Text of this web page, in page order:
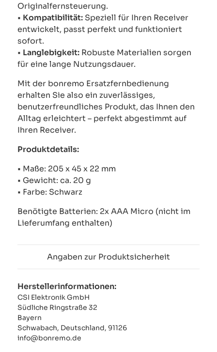
Originalfernsteuerung.
• Kompatibilität: Speziell für Ihren Receiver
entwickelt, passt perfekt und funktioniert
sofort.
• Langlebigkeit: Robuste Materialien sorgen
für eine lange Nutzungsdauer.
Mit der bonremo Ersatzfernbedienung
erhalten Sie also ein zuverlässiges,
benutzerfreundliches Produkt, das Ihnen den
Alltag erleichtert – perfekt abgestimmt auf
Ihren Receiver.
Produktdetails:
• Maße: 205 x 45 x 22 mm
• Gewicht: ca. 20 g
• Farbe: Schwarz
Benötigte Batterien: 2x AAA Micro (nicht im
Lieferumfang enthalten)
Angaben zur Produktsicherheit
Herstellerinformationen:
CSI Elektronik GmbH
Südliche Ringstraße 32
Bayern
Schwabach, Deutschland, 91126
info@bonremo.de